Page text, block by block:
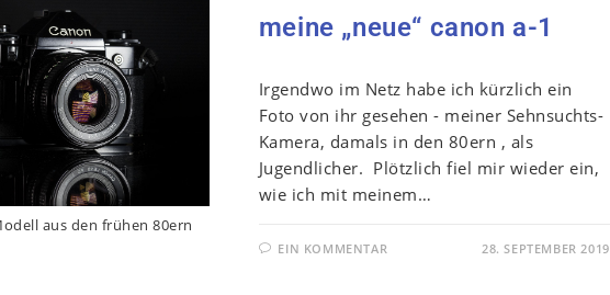
aus den frühen 80ern
meine „neue“ canon a-1
Irgendwo im Netz habe ich kürzlich ein
Foto von ihr gesehen - meiner Sehnsuchts-
Kamera, damals in den 80ern , als
Jugendlicher. Plötzlich fiel mir wieder ein,
wie ich mit meinem…
EIN KOMMENTAR 28. SEPTEMBER 2019